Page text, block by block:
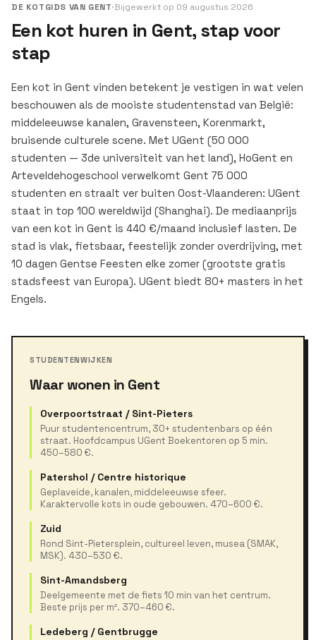
DE KOTGIDS VAN GENT·Bijgewerkt op 09 augustus 2026
Een kot huren in Gent, stap voor
stap
Een kot in Gent vinden betekent je vestigen in wat velen
beschouwen als de mooiste studentenstad van België:
middeleeuwse kanalen, Gravensteen, Korenmarkt,
bruisende culturele scene. Met UGent (50 000
studenten — 3de universiteit van het land), HoGent en
Arteveldehogeschool verwelkomt Gent 75 000
studenten en straalt ver buiten Oost-Vlaanderen: UGent
staat in top 100 wereldwijd (Shanghai). De mediaanprijs
van een kot in Gent is 440 €/maand inclusief lasten. De
stad is vlak, fietsbaar, feestelijk zonder overdrijving, met
10 dagen Gentse Feesten elke zomer (grootste gratis
stadsfeest van Europa). UGent biedt 80+ masters in het
Engels.
STUDENTENWIJKEN
Waar wonen in Gent
Overpoortstraat / Sint-Pieters
Puur studentencentrum, 30+ studentenbars op één
straat. Hoofdcampus UGent Boekentoren op 5 min.
450–580 €.
Patershol / Centre historique
Geplaveide, kanalen, middeleeuwse sfeer.
Karaktervolle kots in oude gebouwen. 470–600 €.
Zuid
Rond Sint-Pietersplein, cultureel leven, musea (SMAK,
MSK). 430–530 €.
Sint-Amandsberg
Deelgemeente met de fiets 10 min van het centrum.
Beste prijs per m². 370–460 €.
Ledeberg / Gentbrugge